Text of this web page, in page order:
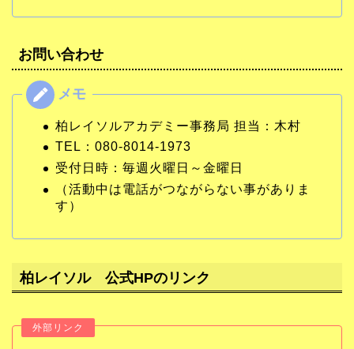
お問い合わせ
柏レイソルアカデミー事務局 担当：木村
TEL：080-8014-1973
受付日時：毎週火曜日～金曜日
（活動中は電話がつながらない事がありま
す）
柏レイソル 公式HPのリンク